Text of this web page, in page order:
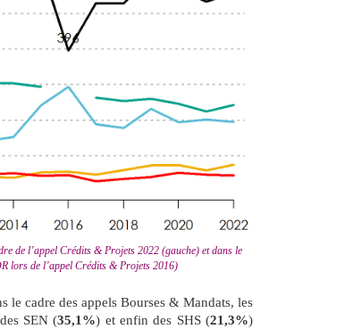
de l’appel Crédits & Projets 2022 (gauche) et dans le
lors de l’appel Crédits & Projets 2016)
le cadre des appels Bourses & Mandats, les
SEN (35,1%) et enfin des SHS (21,3%)